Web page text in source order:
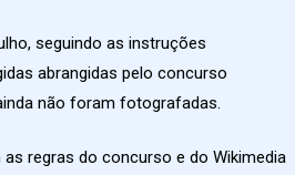
seguindo as instruções
abrangidas pelo concurso
não foram fotografadas.
regras do concurso e do Wikimedia